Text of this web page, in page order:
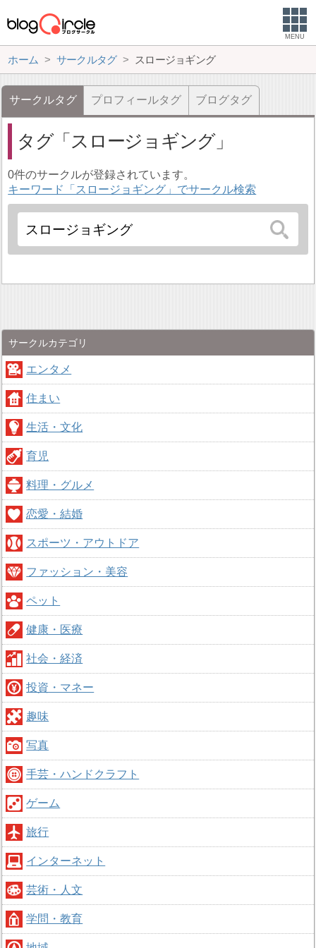
MENU
ホーム サークルタグ スロージョギング
サークルタグ プロフィールタグ ブログタグ
タグ スロージョギング
0件のサークルが登録されています。
キーワード「スロージョギング」でサークル検索
サークルカテゴリ
エンタメ
住まい
生活・文化
育児
料理・グルメ
恋愛・結婚
スポーツ・アウトドア
ファッション・美容
ペット
健康・医療
社会・経済
投資・マネー
趣味
写真
手芸・ハンドクラフト
ゲーム
旅行
インターネット
芸術・人文
学問・教育